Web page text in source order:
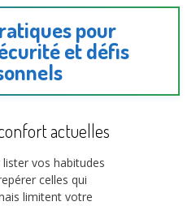
pour
et défis
actuelles
vos habitudes
celles qui
limitent votre